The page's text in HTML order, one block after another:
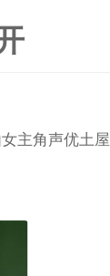
主角声优土屋